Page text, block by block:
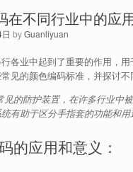
在不同行业中的应
byGuanliyuan
各业中起到了重要的作用，
见的颜色编码标准，并探讨
见的防护装置，在许多行业中
有助于区分手指套的功能和
的应用和意义：